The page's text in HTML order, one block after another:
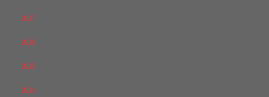
2017
2016
2015
2014